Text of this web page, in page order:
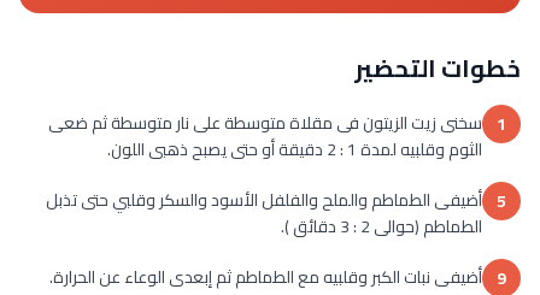
خطوات التحضير
1 سخنى زيت الزيتون فى مقلاة متوسطة على نار متوسطة ثم ضعى
الثوم وقلبيه لمدة 1 : 2 دقيقة أو حتى يصبح ذهبى اللون.
5 أضيفى الطماطم والملح والفلفل الأسود والسكر وقلبي حتى تذبل
الطماطم (حوالى 2 : 3 دقائق ).
9 أضيفى نبات الكبر وقلبيه مع الطماطم ثم إبعدى الوعاء عن الحرارة.